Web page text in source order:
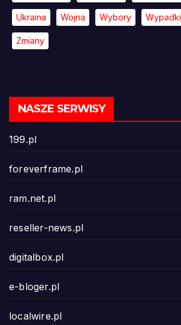
Ukraina Wojna Wybory Wypadki
Zmiany
NASZE SERWISY
199.pl
foreverframe.pl
ram.net.pl
reseller-news.pl
digitalbox.pl
e-bloger.pl
localwire.pl